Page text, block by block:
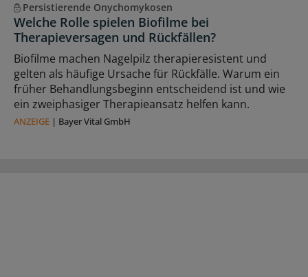
Persistierende Onychomykosen
Welche Rolle spielen Biofilme bei
Therapieversagen und Rückfällen?
Biofilme machen Nagelpilz therapieresistent und
gelten als häufige Ursache für Rückfälle. Warum ein
früher Behandlungsbeginn entscheidend ist und wie
ein zweiphasiger Therapieansatz helfen kann.
ANZEIGE | Bayer Vital GmbH